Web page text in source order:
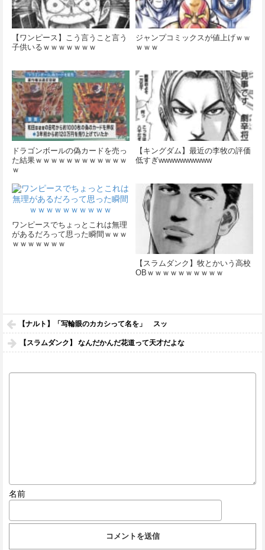
【ワンピース】こう言うこと言う
子供いるｗｗｗｗｗｗｗ
ジャンプコミックスが値上げｗｗ
ｗｗｗ
ドラゴンボールの偽カードを売っ
た結果ｗｗｗｗｗｗｗｗｗｗｗｗ
ｗ
【キングダム】最近の李牧の評価
低すぎwwwwwwwwww
ワンピースでちょっとこれは無理
があるだろって思った瞬間ｗｗｗ
ｗｗｗｗｗｗｗ
【スラムダンク】牧とかいう高校
OBｗｗｗｗｗｗｗｗｗｗ
【ナルト】「写輪眼のカカシって名を」 スッ
【スラムダンク】 なんだかんだ花道って天才だよな
名前